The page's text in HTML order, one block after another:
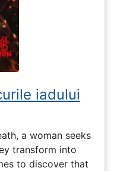
iadului
a woman seeks
transform into
to discover that